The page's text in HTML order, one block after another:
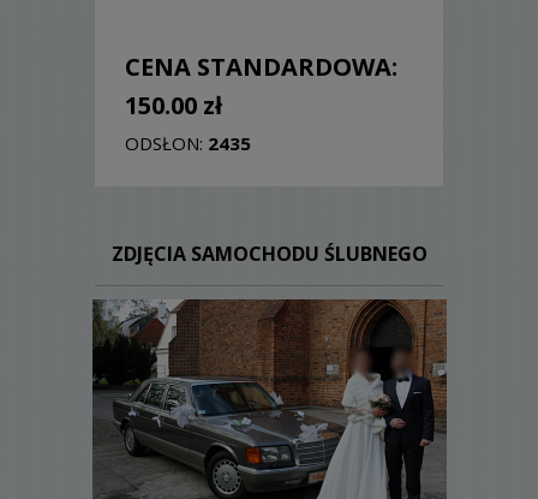
CENA STANDARDOWA:
150.00 zł
ODSŁON: 2435
ZDJĘCIA SAMOCHODU ŚLUBNEGO